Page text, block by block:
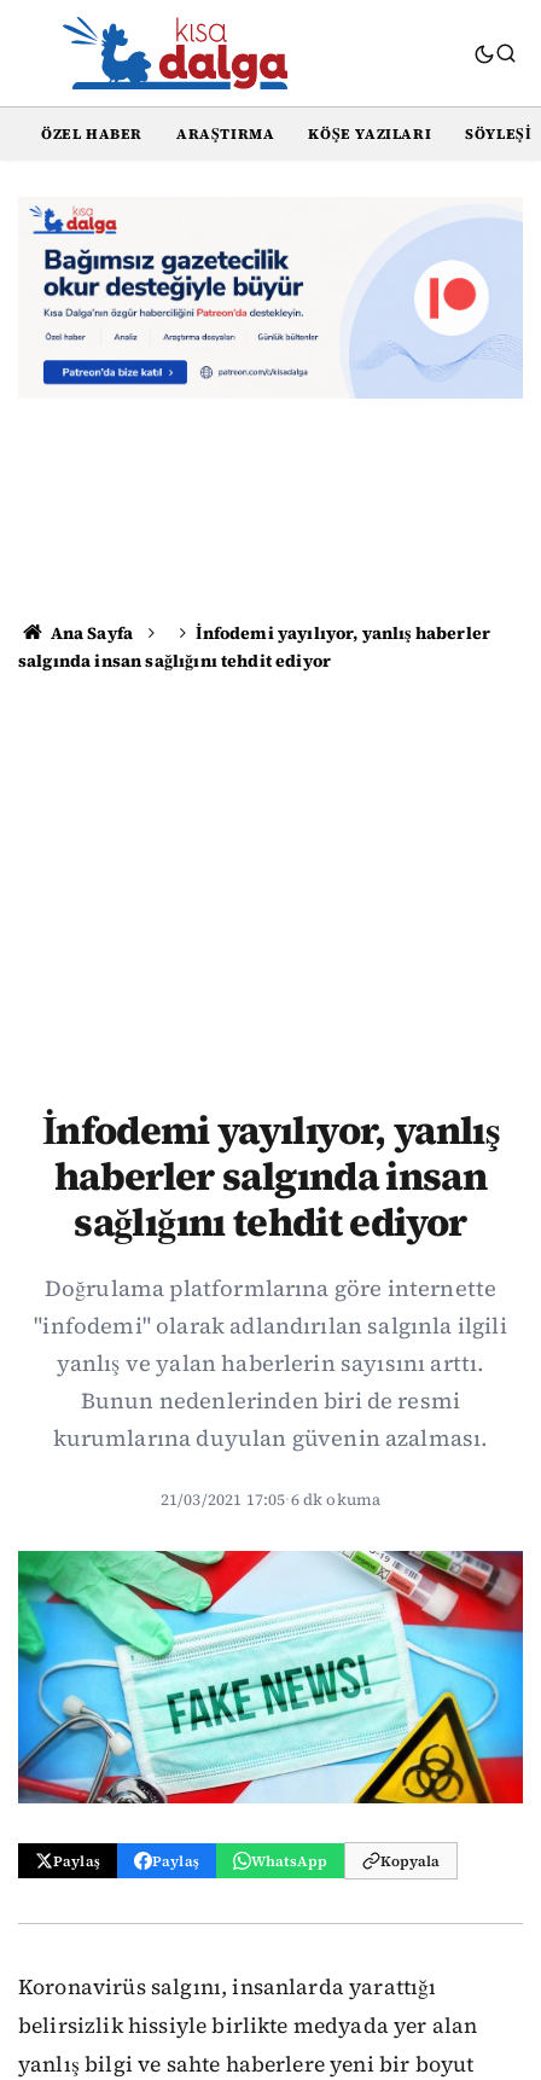
ÖZEL HABER ARAŞTIRMA KÖŞE YAZILARI SÖYLEŞI
Ana Sayfa
İnfodemi yayılıyor, yanlış haberler
salgında insan sağlığını tehdit ediyor
İnfodemi yayılıyor, yanlış
haberler salgında insan
sağlığını tehdit ediyor
Doğrulama platformlarına göre internette
"infodemi" olarak adlandırılan salgınla ilgili
yanlış ve yalan haberlerin sayısını arttı.
Bunun nedenlerinden biri de resmi
kurumlarına duyulan güvenin azalması.
21/03/2021 17:05·6 dk okuma
Paylaş Paylaş WhatsApp Kopyala
Koronavirüs salgını, insanlarda yarattığı
belirsizlik hissiyle birlikte medyada yer alan
yanlış bilgi ve sahte haberlere yeni bir boyut